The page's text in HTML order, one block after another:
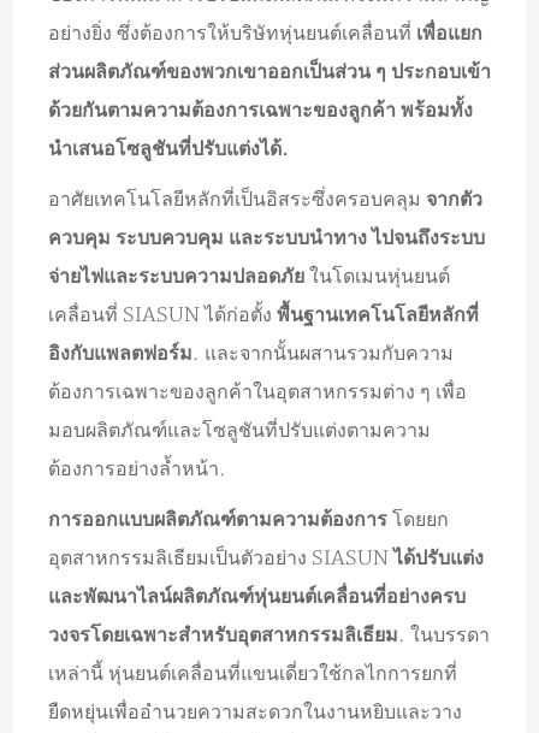
อย่างยิ่ง ซึ่งต้องการให้บริษัทหุ่นยนต์เคลื่อนที่ เพื่อแยก
ส่วนผลิตภัณฑ์ของพวกเขาออกเป็นส่วน ๆ ประกอบเข้า
ด้วยกันตามความต้องการเฉพาะของลูกค้า พร้อมทั้ง
นำเสนอโซลูชันที่ปรับแต่งได้.
อาศัยเทคโนโลยีหลักที่เป็นอิสระซึ่งครอบคลุม จากตัว
ควบคุม ระบบควบคุม และระบบนำทาง ไปจนถึงระบบ
จ่ายไฟและระบบความปลอดภัยในโดเมนหุ่นยนต์
เคลื่อนที่ SIASUN ได้ก่อตั้ง พื้นฐานเทคโนโลยีหลักที่
อิงกับแพลตฟอร์ม. และจากนั้นผสานรวมกับความ
ต้องการเฉพาะของลูกค้าในอุตสาหกรรมต่าง ๆ เพื่อ
มอบผลิตภัณฑ์และโซลูชันที่ปรับแต่งตามความ
ต้องการอย่างล้ำหน้า.
การออกแบบผลิตภัณฑ์ตามความต้องการ โดยยก
อุตสาหกรรมลิเธียมเป็นตัวอย่าง SIASUNได้ปรับแต่ง
และพัฒนาไลน์ผลิตภัณฑ์หุ่นยนต์เคลื่อนที่อย่างครบ
วงจรโดยเฉพาะสำหรับอุตสาหกรรมลิเธียม. ในบรรดา
เหล่านี้ หุ่นยนต์เคลื่อนที่แขนเดี่ยวใช้กลไกการยกที่
ยืดหยุ่นเพื่ออำนวยความสะดวกในงานหยิบและวาง